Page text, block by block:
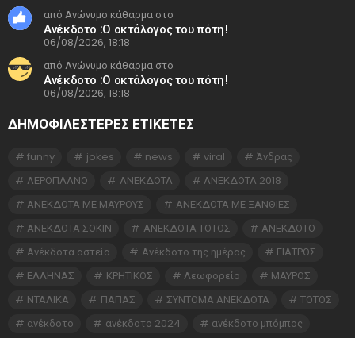
από Ανώνυμο κάθαρμα στο
Ανέκδοτο :Ο οκτάλογος του πότη!
06/08/2026, 18:18
από Ανώνυμο κάθαρμα στο
Ανέκδοτο :Ο οκτάλογος του πότη!
06/08/2026, 18:18
ΔΗΜΟΦΙΛΕΣΤΕΡΕΣ ΕΤΙΚΈΤΕΣ
funny jokes news viral
Άνδρας
ΑΕΡΟΠΛΑΝΟ
ΑΝΕΚΔΟΤΑ
ΑΝΕΚΔΟΤΑ 2018
ΑΝΕΚΔΟΤΑ ΜΕ ΜΑΥΡΟΥΣ
ΑΝΕΚΔΟΤΑ ΜΕ ΞΑΝΘΙΕΣ
ΑΝΕΚΔΟΤΑ ΣΟΚΙΝ
ΑΝΕΚΔΟΤΑ ΤΟΤΟΣ
ΑΝΕΚΔΟΤΟ
Ανέκδοτα αστεία
Ανέκδοτο της ημέρας
ΓΙΑΤΡΟΣ
ΕΛΛΗΝΑΣ
ΚΡΗΤΙΚΟΣ Λεωφορείο
ΜΑΥΡΟΣ
ΝΤΑΛΙΚΑ
ΠΑΠΑΣ ΣΥΝΤΟΜΑ ΑΝΕΚΔΟΤΑ
ΤΟΤΟΣ
ανέκδοτο
ανέκδοτο 2024
ανέκδοτο μπόμπος